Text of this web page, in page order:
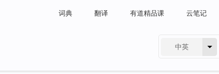
词典 翻译 有道精品课 云笔记
中英